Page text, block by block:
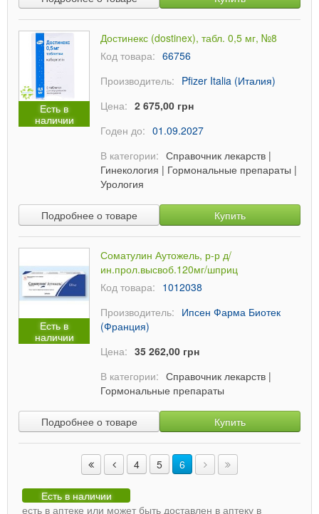
Есть в
наличии
Достинекс (dostinex), табл. 0,5 мг, №8
Код товара: 66756
Производитель: Pfizer Italia (Италия)
Цена: 2 675,00 грн
Годен до: 01.09.2027
В категории: Справочник лекарств |
Гинекология | Гормональные препараты |
Урология
Подробнее о товаре Купить
Есть в
наличии
Соматулин Аутожель, р-р д/
ин.прол.высвоб.120мг/шприц
Код товара: 1012038
Производитель: Ипсен Фарма Биотек
(Франция)
Цена: 35 262,00 грн
В категории: Справочник лекарств |
Гормональные препараты
Подробнее о товаре Купить
4 5 6
Есть в наличии
есть в аптеке или может быть доставлен в аптеку в